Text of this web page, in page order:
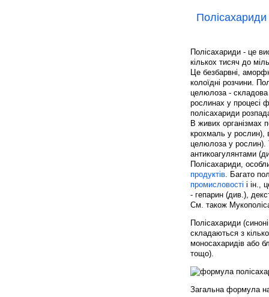
Полісахариди
Полісахариди - це
кількох тисяч до
Це безбарвні,
колоїдні розчини.
целюлоза - складова
рослинах у процесі
полісахариди
В живих організмах
крохмаль у рослин),
целюлоза у рослин).
антикоагулянтами
Полісахариди,
продуктів. Багато
промисловості і ін.,
- гепарин (див.),
См. також
Полісахариди
складаються з
моносахаридів або
тощо).
Загальна формула